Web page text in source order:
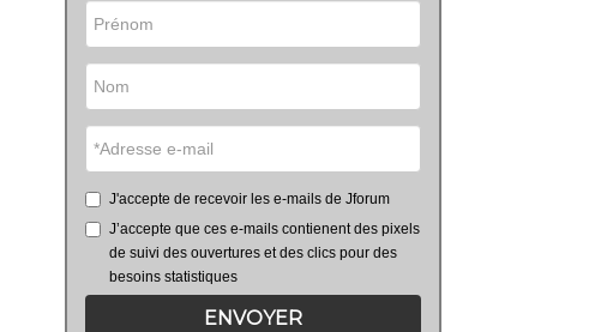
J'accepte de recevoir les e-mails de Jforum
J’accepte que ces e-mails contienent des pixels
de suivi des ouvertures et des clics pour des
besoins statistiques
ENVOYER